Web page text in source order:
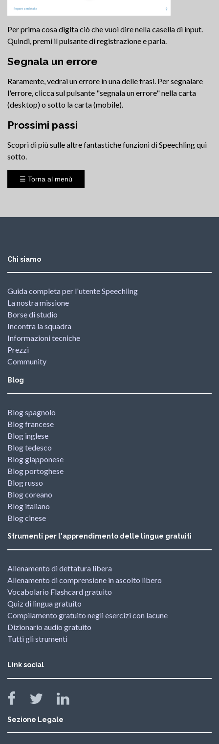
Per prima cosa digita ciò che vuoi dire nella casella di input.
Quindi, premi il pulsante di registrazione e parla.
Segnala un errore
Raramente, vedrai un errore in una delle frasi. Per segnalare
l'errore, clicca sul pulsante "segnala un errore" nella carta
(desktop) o sotto la carta (mobile).
Prossimi passi
Scopri di più sulle altre fantastiche funzioni di Speechling qui
sotto.
☰ Torna al menù
Chi siamo
Guida completa per l'utente Speechling
La nostra missione
Borse di studio
Incontra la squadra
Informazioni tecniche
Prezzi
Community
Blog
Blog spagnolo
Blog francese
Blog inglese
Blog tedesco
Blog giapponese
Blog portoghese
Blog russo
Blog coreano
Blog italiano
Blog cinese
Strumenti per l'apprendimento delle lingue gratuiti
Allenamento di dettatura libera
Allenamento di comprensione in ascolto libero
Vocabolario Flashcard gratuito
Quiz di lingua gratuito
Compilamento gratuito negli esercizi con lacune
Dizionario audio gratuito
Tutti gli strumenti
Link social
Sezione Legale